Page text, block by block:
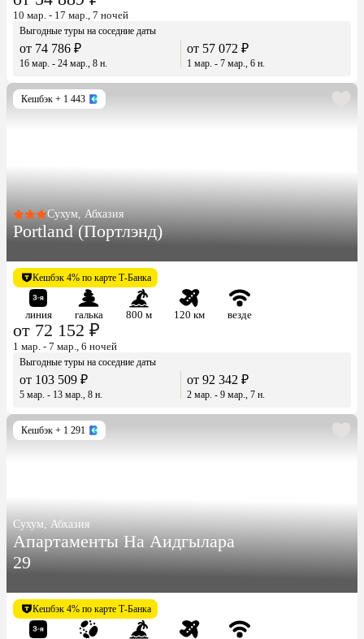
10 мар. - 17 мар., 7 ночей
Выгодные туры на соседние даты
от 74 786 ₽
16 мар. - 24 мар., 8 н.
от 57 072 ₽
1 мар. - 7 мар., 6 н.
Кешбэк + 1 443
Сухум, Абхазия
Portland (Портлэнд)
Кешбэк 4% по карте Т-Банка
линия галька 800 м 120 км везде
от 72 152 ₽
1 мар. - 7 мар., 6 ночей
Выгодные туры на соседние даты
от 103 509 ₽
5 мар. - 13 мар., 8 н.
от 92 342 ₽
2 мар. - 9 мар., 7 н.
Кешбэк + 1 291
Сухум, Абхазия
Апартаменты На Аидгылара
29
Кешбэк 4% по карте Т-Банка